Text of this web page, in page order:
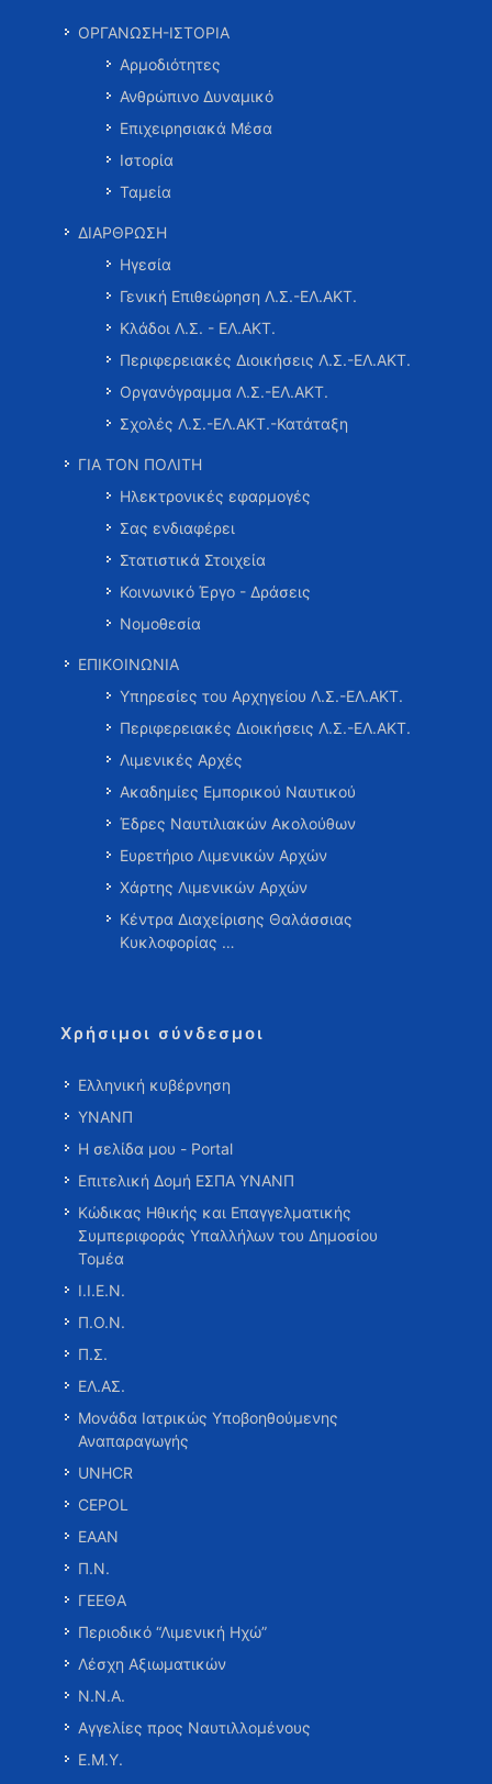
ΟΡΓΑΝΩΣΗ-ΙΣΤΟΡΙΑ
Αρμοδιότητες
Ανθρώπινο Δυναμικό
Επιχειρησιακά Μέσα
Ιστορία
Ταμεία
ΔΙΑΡΘΡΩΣΗ
Ηγεσία
Γενική Επιθεώρηση Λ.Σ.-ΕΛ.ΑΚΤ.
Κλάδοι Λ.Σ. - ΕΛ.ΑΚΤ.
Περιφερειακές Διοικήσεις Λ.Σ.-ΕΛ.ΑΚΤ.
Οργανόγραμμα Λ.Σ.-ΕΛ.ΑΚΤ.
Σχολές Λ.Σ.-ΕΛ.ΑΚΤ.-Κατάταξη
ΓΙΑ ΤΟΝ ΠΟΛΙΤΗ
Ηλεκτρονικές εφαρμογές
Σας ενδιαφέρει
Στατιστικά Στοιχεία
Κοινωνικό Έργο - Δράσεις
Νομοθεσία
ΕΠΙΚΟΙΝΩΝΙΑ
Υπηρεσίες του Αρχηγείου Λ.Σ.-ΕΛ.ΑΚΤ.
Περιφερειακές Διοικήσεις Λ.Σ.-ΕΛ.ΑΚΤ.
Λιμενικές Αρχές
Ακαδημίες Εμπορικού Ναυτικού
Έδρες Ναυτιλιακών Ακολούθων
Ευρετήριο Λιμενικών Αρχών
Χάρτης Λιμενικών Αρχών
Κέντρα Διαχείρισης Θαλάσσιας
Κυκλοφορίας …
Χρήσιμοι σύνδεσμοι
Ελληνική κυβέρνηση
ΥΝΑΝΠ
Η σελίδα μου - Portal
Επιτελική Δομή ΕΣΠΑ ΥΝΑΝΠ
Κώδικας Ηθικής και Επαγγελματικής
Συμπεριφοράς Υπαλλήλων του Δημοσίου
Τομέα
Ι.Ι.Ε.Ν.
Π.Ο.Ν.
Π.Σ.
ΕΛ.ΑΣ.
Μονάδα Ιατρικώς Υποβοηθούμενης
Αναπαραγωγής
UNHCR
CEPOL
ΕΑΑΝ
Π.Ν.
ΓΕΕΘΑ
Περιοδικό “Λιμενική Ηχώ”
Λέσχη Αξιωματικών
Ν.Ν.Α.
Αγγελίες προς Ναυτιλλομένους
Ε.Μ.Υ.